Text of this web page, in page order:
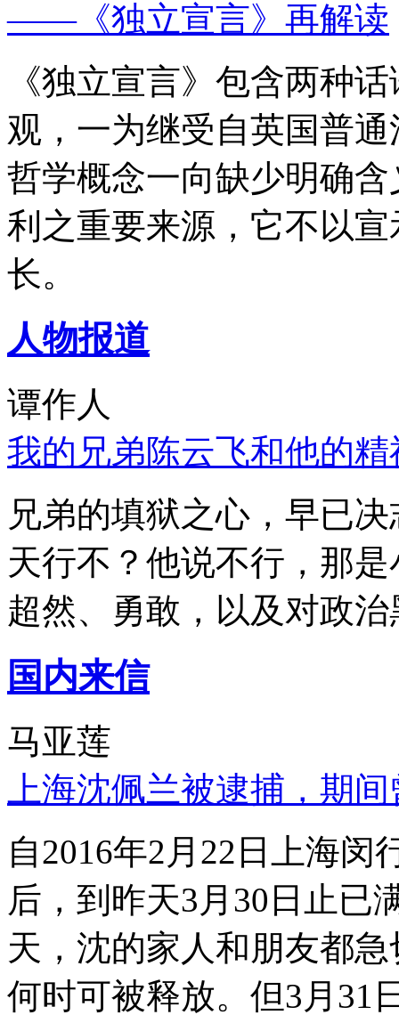
——《独立宣言》再解读
《独立宣言》包含两种
观，一为继受自英国普
哲学概念一向缺少明确
利之重要来源，它不以
长。
人物报道
谭作人
我的兄弟陈云飞和他的
兄弟的填狱之心，早已
天行不？他说不行，那
超然、勇敢，以及对政
国内来信
马亚莲
上海沈佩兰被逮捕，期
自2016年2月22日上海
后，到昨天3月30日止已
天，沈的家人和朋友都
何时可被释放。但3月31